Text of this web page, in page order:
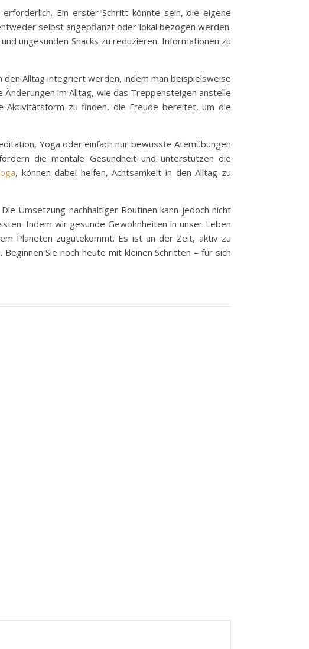
Ein erster Schritt könnte sein, die eigene
selbst angepflanzt oder lokal bezogen werden.
ungesunden Snacks zu reduzieren. Informationen zu
Alltag integriert werden, indem man beispielsweise
im Alltag, wie das Treppensteigen anstelle
Aktivitätsform zu finden, die Freude bereitet, um die
Yoga oder einfach nur bewusste Atemübungen
die mentale Gesundheit und unterstützen die
, können dabei helfen, Achtsamkeit in den Alltag zu
Umsetzung nachhaltiger Routinen kann jedoch nicht
Indem wir gesunde Gewohnheiten in unser Leben
Planeten zugutekommt. Es ist an der Zeit, aktiv zu
Sie noch heute mit kleinen Schritten – für sich